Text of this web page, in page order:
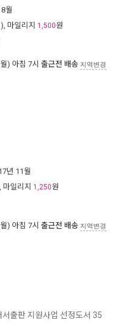
월
마일리지 1,500원
) 아침 7시 출근전 배송 지역변경
년 11월
마일리지 1,250원
) 아침 7시 출근전 배송 지역변경
서출판 지원사업 선정도서 35